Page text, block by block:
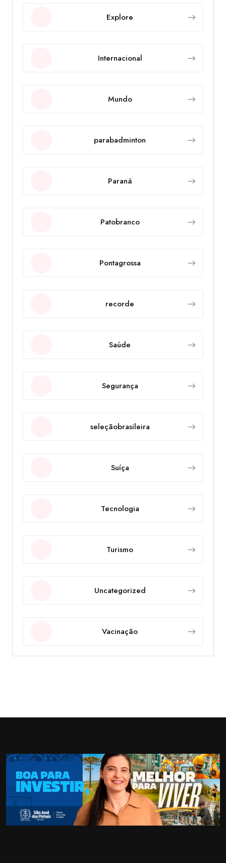
Explore
Internacional
Mundo
parabadminton
Paraná
Patobranco
Pontagrossa
recorde
Saúde
Segurança
seleçãobrasileira
Suíça
Tecnologia
Turismo
Uncategorized
Vacinação